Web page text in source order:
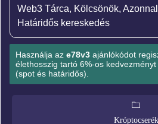
Web3 Tárca, Kölcsönök,
Határidős kereskedés
Használja az e78v3ajánlókódot
élethosszig tartó 6%-os
(spot és határidős).
Króptocserék